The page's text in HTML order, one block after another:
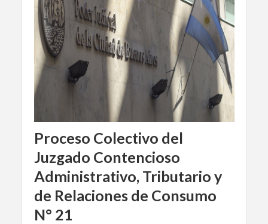
Proceso Colectivo del
Juzgado Contencioso
Administrativo, Tributario y
de Relaciones de Consumo
N° 21